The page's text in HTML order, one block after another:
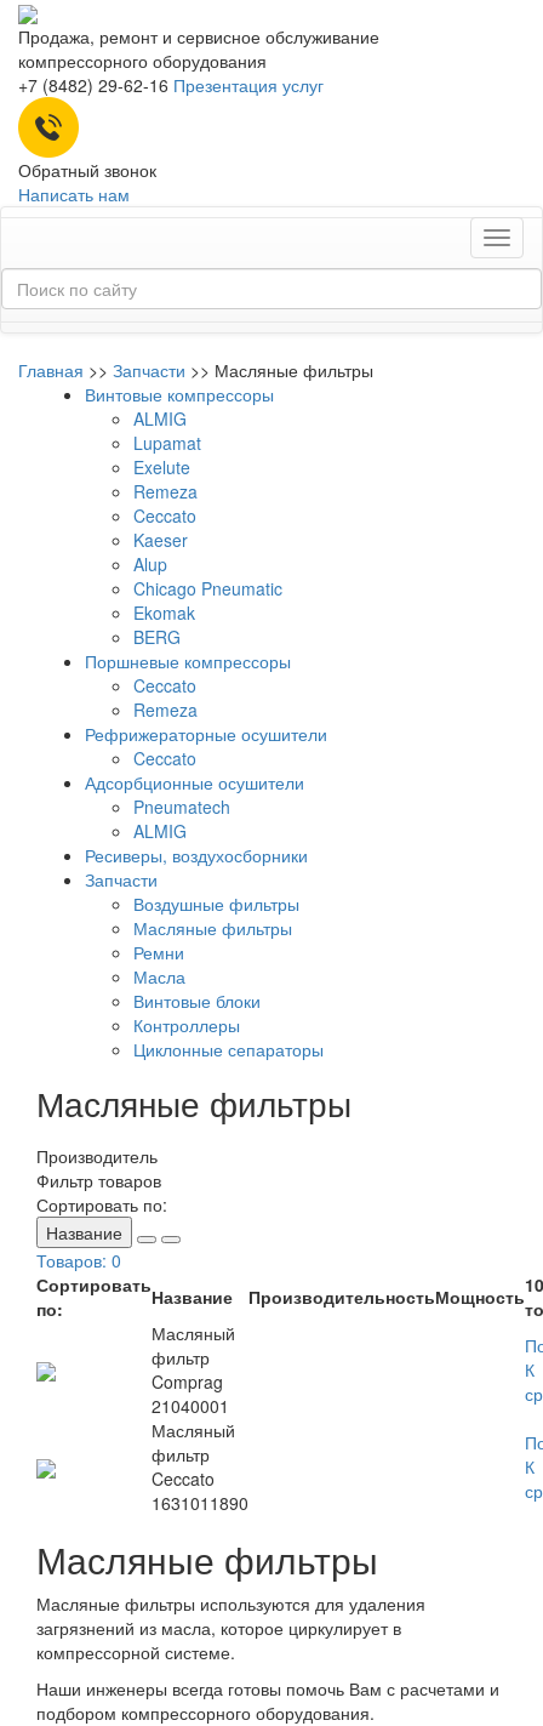
Продажа, ремонт и сервисное обслуживание
компрессорного оборудования
+7 (8482) 29-62-16 Презентация услуг
Обратный звонок
Написать нам
Главная >> Запчасти >> Масляные фильтры
Винтовые компрессоры
ALMIG
Lupamat
Exelute
Remeza
Ceccato
Kaeser
Alup
Chicago Pneumatic
Ekomak
BERG
Поршневые компрессоры
Ceccato
Remeza
Рефрижераторные осушители
Ceccato
Адсорбционные осушители
Pneumatech
ALMIG
Ресиверы, воздухосборники
Запчасти
Воздушные фильтры
Масляные фильтры
Ремни
Масла
Винтовые блоки
Контроллеры
Циклонные сепараторы
Масляные фильтры
Производитель
Фильтр товаров
Сортировать по:
Название
Товаров: 0
Сортировать
по:
Название ПроизводительностьМощность10
Масляный
фильтр
Comprag
21040001
К
Масляный
фильтр
Ceccato
1631011890
К
Масляные фильтры
Масляные фильтры используются для удаления
загрязнений из масла, которое циркулирует в
компрессорной системе.
Наши инженеры всегда готовы помочь Вам с расчетами и
подбором компрессорного оборудования.